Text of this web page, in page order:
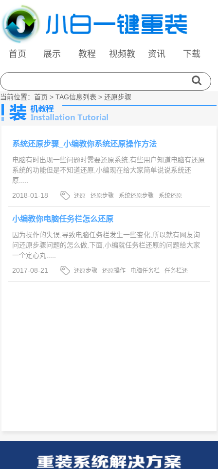
首页 展示 教程
视频教
资讯 下载
当前位置： 首页 > TAG信息列表 > 还原步骤
系统还原步骤_小编教你系统还原操作方法
电脑有时出现一些问题时需要还原系统,有些用户知道电脑有还原
系统的功能但是不知道还原,小编现在给大家简单说说系统还
原.....
2018-01-18
还原 还原步骤 系统还原步骤 系统还原
小编教你电脑任务栏怎么还原
因为操作的失误,导致电脑任务栏发生一些变化,所以就有网友询
问还原步骤问题的怎么做,下面,小编就任务栏还原的问题给大家
一个定心丸.....
2017-08-21
还原步骤 还原操作 电脑任务栏
任务栏还
原